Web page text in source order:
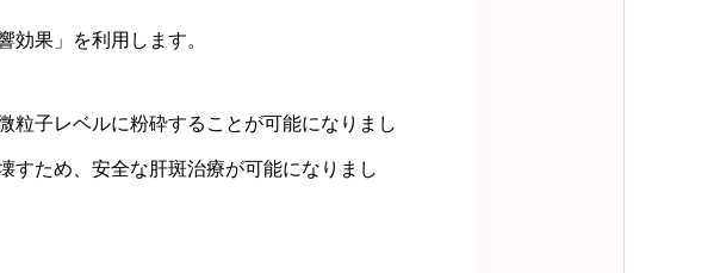
効果」を利用します。
粒子レベルに粉砕することが可能になりまし
すため、安全な肝斑治療が可能になりまし